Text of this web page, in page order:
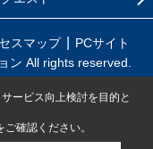
スマップ
PCサイト
All rights reserved.
ービス向上検討を目的と
ご確認ください。